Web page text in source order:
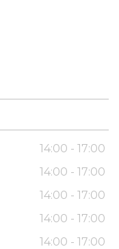
14:00 - 17:00
14:00 - 17:00
14:00 - 17:00
14:00 - 17:00
14:00 - 17:00